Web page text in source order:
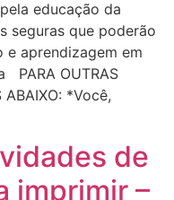
educação da
seguras que poderão
aprendizagem em
PARA OUTRAS
ABAIXO: *Você,
de
imprimir –